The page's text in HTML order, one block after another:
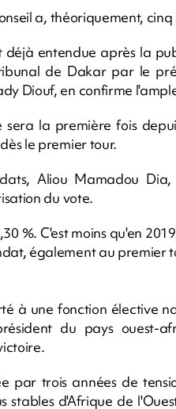
a, théoriquement,
entendue après la
de Dakar par le
Diouf, en confirme
la première fois
le premier tour.
Aliou Mamadou
du vote.
%. C'est moins qu'en
également au premier
à une fonction élective
du pays ouest-
par trois années de
stables d'Afrique de